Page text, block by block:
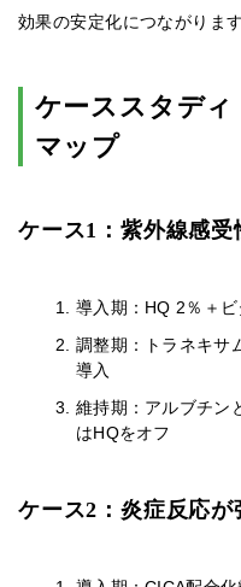
効果の安定化につながります
ケーススタディ
マップ
ケース1：紫外線感
導入期：HQ 2％＋ビ
調整期：トラネキサ
導入
維持期：アルブチン
はHQをオフ
ケース2：炎症反応が